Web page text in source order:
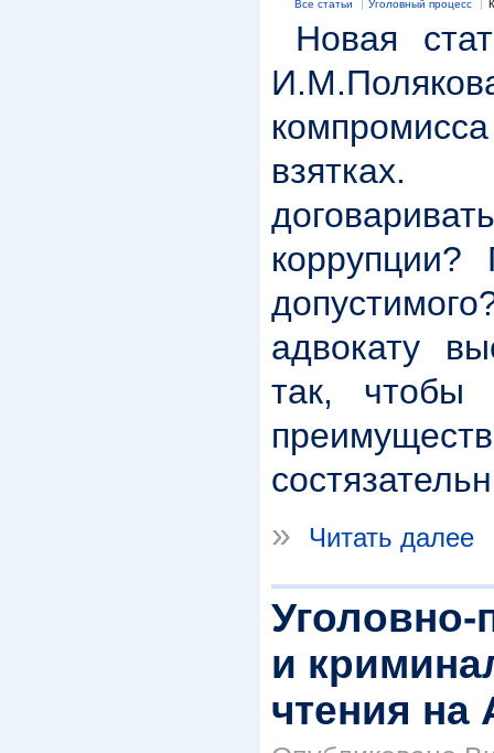
Все статьи Уголовный процесс
Новая
коррупции?
адвокату
так, чтобы
»
Читать далее
и
чтения на